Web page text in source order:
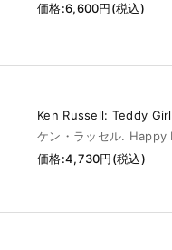
価格:6,600円(税込)
Ken Russell: Teddy
ケン・ラッセル.
価格:4,730円(税込)